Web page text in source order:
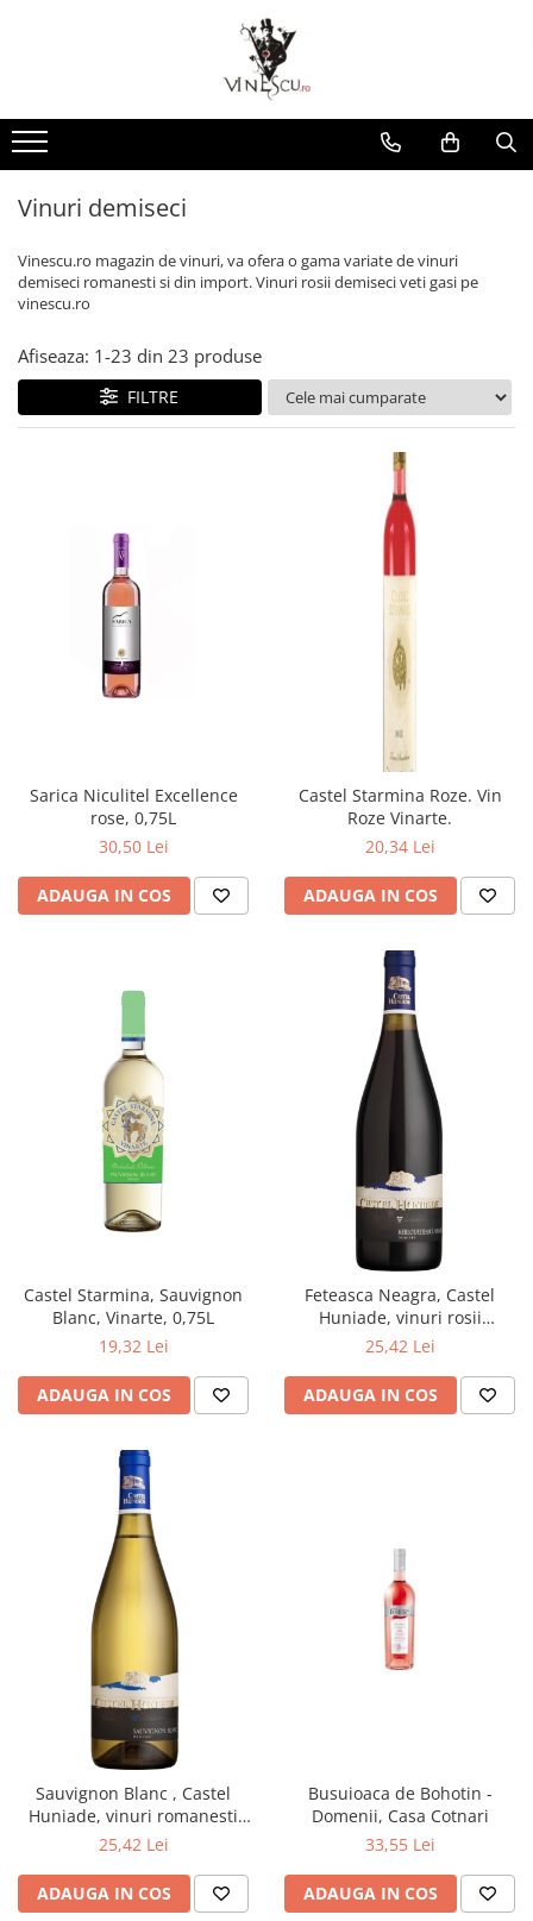
Vinuri Spumante
Sampanie / Champagne
Vinuri Rosii
Vinuri Albe
Vinuri Rose
Vinuri seci
Vinuri demiseci
Vinuri demidulci
Vinuri dupa provenienta
Vinuri Rosii
Vinuri Albe
Vinuri Rose
Vinuri pentru cadou
Vinuri de colectie/vechi
Vinuri personalizate
Cognac/Coniac/Armagnac/Vinarsuri
Vinarsuri
Cognac/Coniac/Armagnac
Ciocolata
Condimente
Ulei de masline
Cutii cadou vinuri
Vinuri demiseci
Vinescu.ro magazin de vinuri, va ofera o gama variate de vinuri
demiseci romanesti si din import. Vinuri rosii demiseci veti gasi pe
vinescu.ro
Afiseaza: 1-23 din 23 produse
FILTRE
Sarica Niculitel Excellence
rose, 0,75L
30,50 Lei
ADAUGA IN COS
Castel Starmina Roze. Vin
Roze Vinarte.
20,34 Lei
ADAUGA IN COS
Castel Starmina, Sauvignon
Blanc, Vinarte, 0,75L
19,32 Lei
ADAUGA IN COS
Feteasca Neagra, Castel
Huniade, vinuri rosii
romanesti, Cramele Recas.
25,42 Lei
ADAUGA IN COS
Sauvignon Blanc , Castel
Huniade, vinuri romanesti
Cramele Recas.
25,42 Lei
ADAUGA IN COS
Busuioaca de Bohotin -
Domenii, Casa Cotnari
33,55 Lei
ADAUGA IN COS